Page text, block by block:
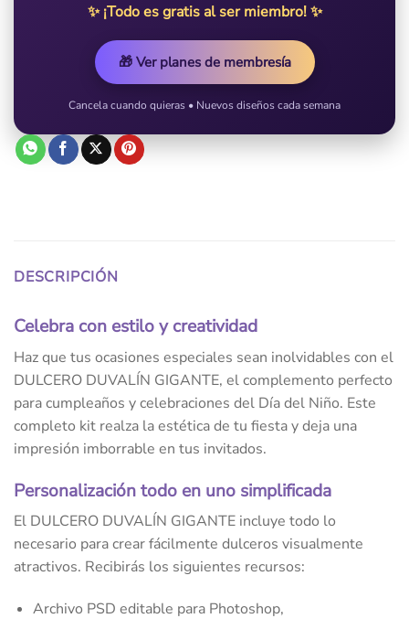
✨ ¡Todo es gratis al ser miembro! ✨
🎁 Ver planes de membresía
Cancela cuando quieras • Nuevos diseños cada semana
DESCRIPCIÓN
Celebra con estilo y creatividad
Haz que tus ocasiones especiales sean inolvidables con el
DULCERO DUVALÍN GIGANTE, el complemento perfecto
para cumpleaños y celebraciones del Día del Niño. Este
completo kit realza la estética de tu fiesta y deja una
impresión imborrable en tus invitados.
Personalización todo en uno simplificada
El DULCERO DUVALÍN GIGANTE incluye todo lo
necesario para crear fácilmente dulceros visualmente
atractivos. Recibirás los siguientes recursos:
Archivo PSD editable para Photoshop,